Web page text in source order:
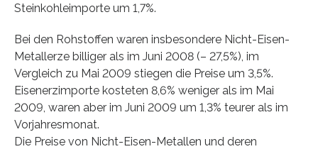
Steinkohleimporte um 1,7%.
Bei den Rohstoffen waren insbesondere Nicht-Eisen-
Metallerze billiger als im Juni 2008 (– 27,5%), im
Vergleich zu Mai 2009 stiegen die Preise um 3,5%.
Eisenerzimporte kosteten 8,6% weniger als im Mai
2009, waren aber im Juni 2009 um 1,3% teurer als im
Vorjahresmonat.
Die Preise von Nicht-Eisen-Metallen und deren